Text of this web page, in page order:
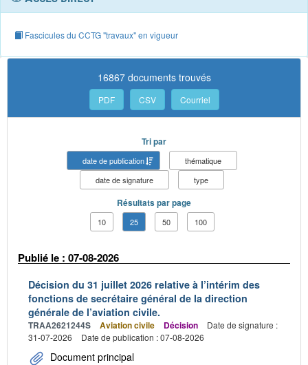
Fascicules du CCTG "travaux" en vigueur
16867 documents trouvés
PDF CSV Courriel
Tri par
date de publication
thématique
date de signature
type
Résultats par page
10 25 50 100
Publié le : 07-08-2026
Décision du 31 juillet 2026 relative à l’intérim des
fonctions de secrétaire général de la direction
générale de l’aviation civile.
TRAA2621244S Aviation civile Décision
Date de signature :
31-07-2026
Date de publication : 07-08-2026
Document principal